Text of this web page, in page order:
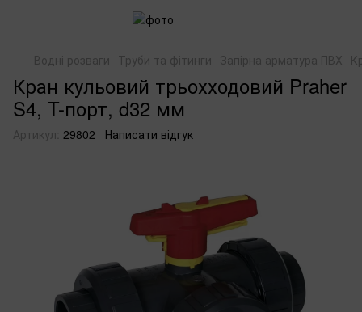
Водні розваги Труби та фітинги Запірна арматура ПВХ
Кран кульовий трьохходовий Praher
S4, T-порт, d32 мм
Артикул: 29802 Написати відгук